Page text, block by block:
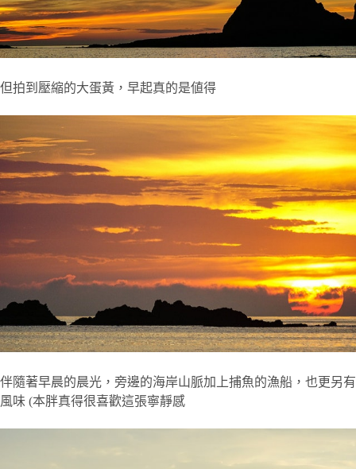
但拍到壓縮的大蛋黃，早起真的是値得
伴隨著早晨的晨光，旁邊的海岸山脈加上捕魚的漁船，也更另有
風味 (本胖真得很喜歡這張寧靜感